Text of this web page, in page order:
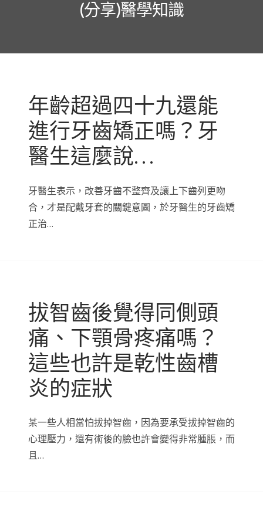
(分享)醫學知識
年齡超過四十九還能
進行牙齒矯正嗎？牙
醫生這麼說…
牙醫生表示，改善牙齒不整齊及讓上下齒列更吻
合，才是配戴牙套的關鍵意圖，於牙醫生的牙齒矯
正治…
拔智齒後覺得同側頭
痛、下顎骨疼痛嗎？
這些也許是乾性齒槽
炎的症狀
某一些人相當怕拔掉智齒，因為要承受拔掉智齒的
心理壓力，還有術後的臉也許會變得非常腫脹，而
且…